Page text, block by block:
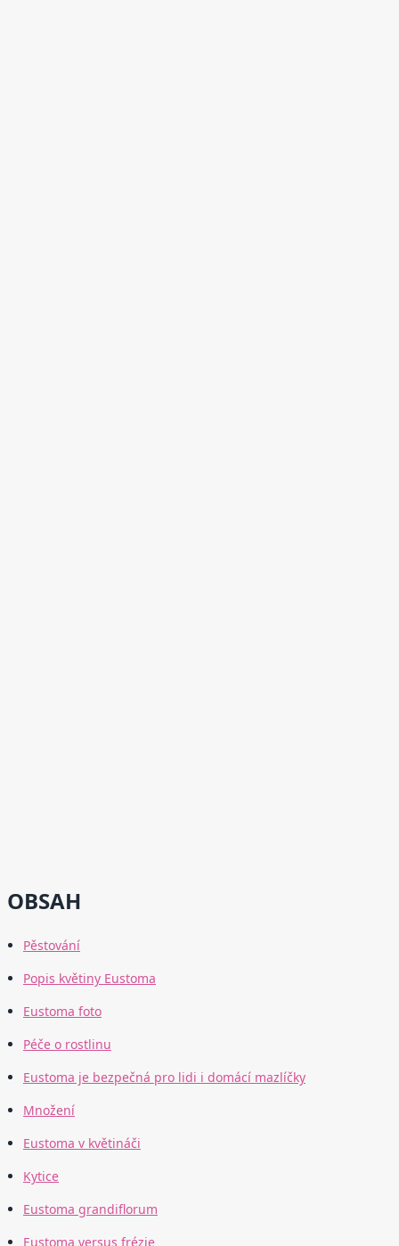
OBSAH
Pěstování
Popis květiny Eustoma
Eustoma foto
Péče o rostlinu
Eustoma je bezpečná pro lidi i domácí mazlíčky
Množení
Eustoma v květináči
Kytice
Eustoma grandiflorum
Eustoma versus frézie